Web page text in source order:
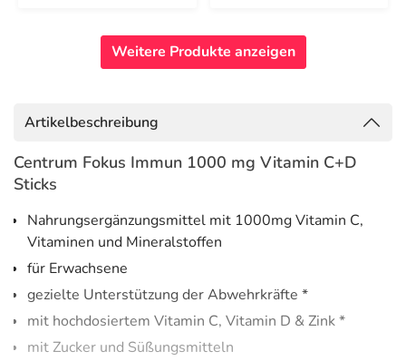
Weitere Produkte anzeigen
Artikelbeschreibung
Centrum Fokus Immun 1000 mg Vitamin C+D
Sticks
Nahrungsergänzungsmittel mit 1000mg Vitamin C,
Vitaminen und Mineralstoffen
für Erwachsene
gezielte Unterstützung der Abwehrkräfte *
mit hochdosiertem Vitamin C, Vitamin D & Zink *
mit Zucker und Süßungsmitteln